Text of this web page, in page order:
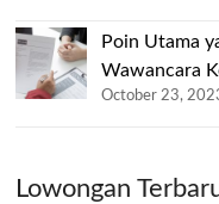
Poin Utama
Wawancara
October 23,
Lowongan